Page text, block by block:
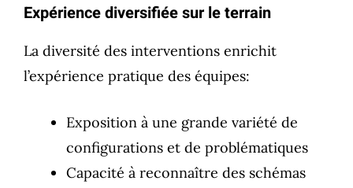
Expérience diversifiée sur le terrain
La diversité des interventions enrichit
l’expérience pratique des équipes:
Exposition à une grande variété de
configurations et de problématiques
Capacité à reconnaître des schémas